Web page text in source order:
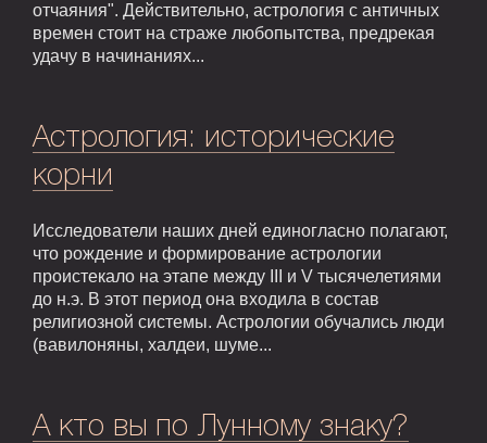
отчаяния". Действительно, астрология с античных
времен стоит на страже любопытства, предрекая
удачу в начинаниях...
Астрология: исторические
корни
Исследователи наших дней единогласно полагают,
что рождение и формирование астрологии
проистекало на этапе между III и V тысячелетиями
до н.э. В этот период она входила в состав
религиозной системы. Астрологии обучались люди
(вавилоняны, халдеи, шуме...
А кто вы по Лунному знаку?